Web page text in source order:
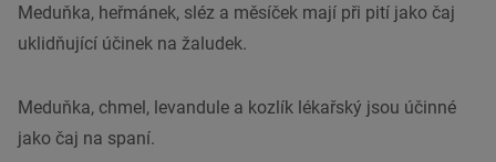
Meduňka, heřmánek, sléz a měsíček mají při pití jako čaj
uklidňující účinek na žaludek.
Meduňka, chmel, levandule a kozlík lékařský jsou účinné
jako čaj na spaní.